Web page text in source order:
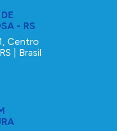
- RS
Centro
| Brasil